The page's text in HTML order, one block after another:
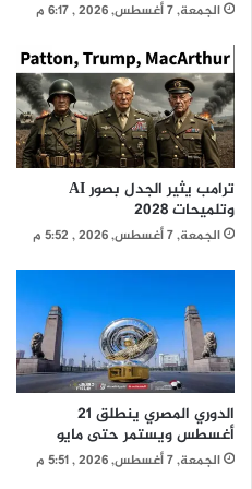
الجمعة, 7 أغسطس, 2026 , 6:17 م
ترامب يثير الجدل بصور AI
وتلميحات 2028
الجمعة, 7 أغسطس, 2026 , 5:52 م
الدوري المصري ينطلق 21
أغسطس ويستمر حتى مايو
الجمعة, 7 أغسطس, 2026 , 5:51 م